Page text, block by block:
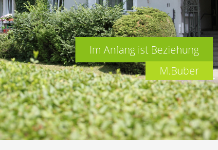
Kalender
Im Anfang ist Beziehung
M.Buber